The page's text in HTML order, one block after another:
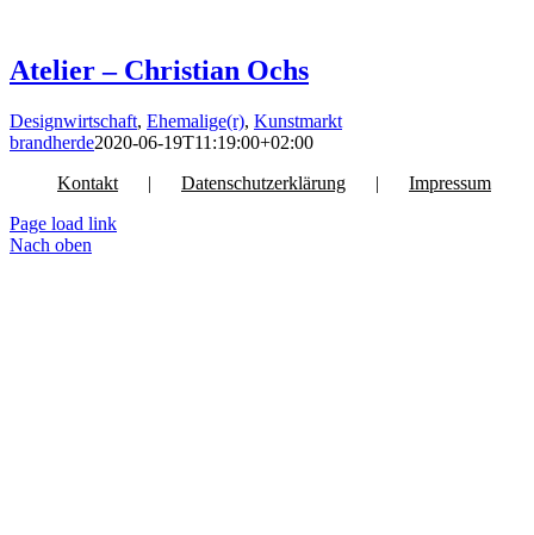
Atelier – Christian Ochs
Designwirtschaft, Ehemalige(r), Kunstmarkt
brandherde2020-06-19T11:19:00+02:00
Kontakt
Datenschutzerklärung
Impressum
Page load link
Nach oben